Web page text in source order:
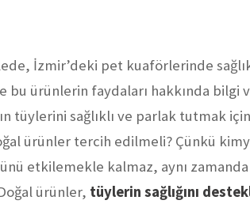
İzmir’deki pet kuaförlerinde
bu ürünlerin faydaları hakkında bilgi
tüylerini sağlıklı ve parlak tutmak
ürünler tercih edilmeli? Çünkü
etkilemekle kalmaz, aynı zamanda
ürünler, tüylerin sağlığını